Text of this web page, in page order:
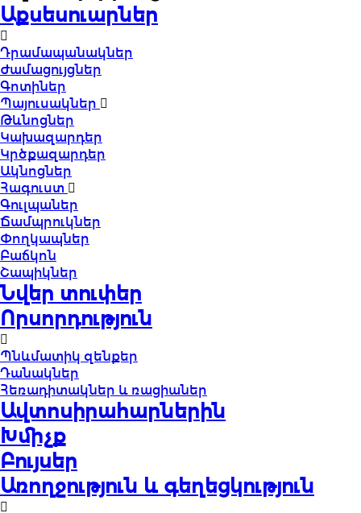
Աքսեսուարներ
Դրամապանակներ
Ժամացույցներ
Գոտիներ
Պայուսակներ
Թևնոցներ
Կախազարդեր
Կրծքազարդեր
Ակնոցներ
Հագուստ
Գուլպաներ
Ճամպրուկներ
Փողկապներ
Բաճկոն
Շապիկներ
Նվեր տուփեր
Որսորդություն
Պնևմատիկ զենքեր
Դանակներ
Հեռադիտակներ և ռացիաներ
Ավտոսիրահարներին
Խմիչք
Բույսեր
Առողջություն և գեղեցկություն